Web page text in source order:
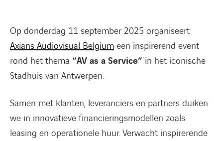
Op donderdag 11 september 2025 organiseert
Axians Audiovisual Belgium een inspirerend event
rond het thema “AV as a Service” in het iconische
Stadhuis van Antwerpen.
Samen met klanten, leveranciers en partners duiken
we in innovatieve financieringsmodellen zoals
leasing en operationele huur. Verwacht inspirerende